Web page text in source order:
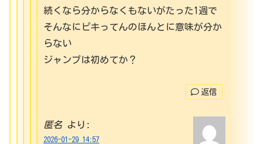
続くなら分からなくもないがたった1週で
そんなにピキってんのほんとに意味が分か
らない
ジャンプは初めてか？
返信
匿名 より:
2026-01-29 14:57